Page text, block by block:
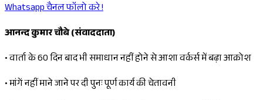
Whatsapp चैनल फॉलो करे !
आनन्द कुमार चौबे (संवाददाता)
•वार्ता के 60 दिन बाद भी समाधान नहीं होने से आशा वर्कर्स में बढ़ा आक्रोश
•मांगें नहीं माने जाने पर दी पुनः पूर्ण कार्य की चेतावनी